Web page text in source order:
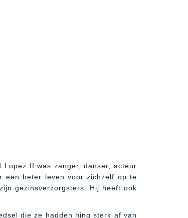
II was zanger, danser, acteur
een beter leven voor zichzelf op te
gezinsverzorgsters. Hij heeft ook
die ze hadden hing sterk af van